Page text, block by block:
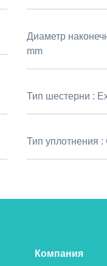
Диаметр
mm
Тип шестерни :
Тип уплотнения :
Компания